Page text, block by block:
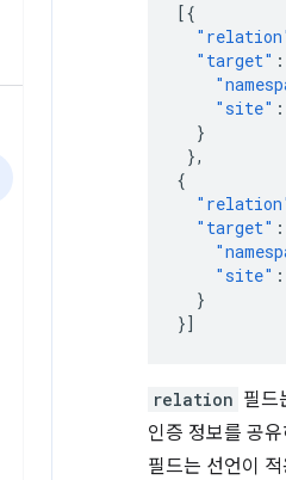
[{
"target" :
"site" :
}
},
{
"target" :
"site" :
}
}]
relation 필드
인증 정보를 공
필드는 선언이